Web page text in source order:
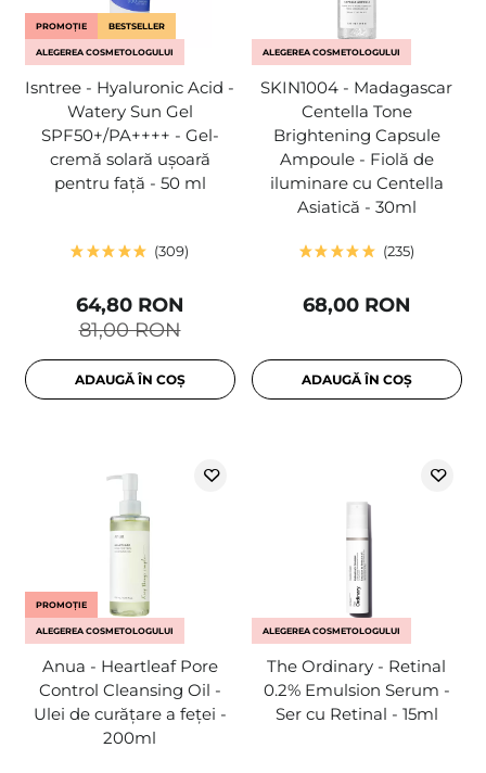
PROMOȚIE BESTSELLER
ALEGEREA COSMETOLOGULUI
Isntree - Hyaluronic Acid -
Watery Sun Gel
SPF50+/PA++++ - Gel-
cremă solară ușoară
pentru față - 50 ml
309
81,00 RON
64,80 RON
ADAUGĂ ÎN COȘ
ALEGEREA COSMETOLOGULUI
SKIN1004 - Madagascar
Centella Tone
Brightening Capsule
Ampoule - Fiolă de
iluminare cu Centella
Asiatică - 30ml
235
68,00 RON
ADAUGĂ ÎN COȘ
PROMOȚIE
ALEGEREA COSMETOLOGULUI
Anua - Heartleaf Pore
Control Cleansing Oil -
Ulei de curățare a feței -
200ml
ALEGEREA COSMETOLOGULUI
The Ordinary - Retinal
0.2% Emulsion Serum -
Ser cu Retinal - 15ml